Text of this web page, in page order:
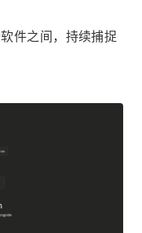
件之间，持续捕捉